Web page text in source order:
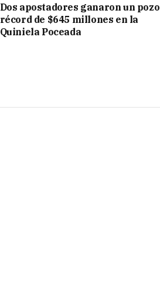
Dos apostadores ganaron un pozo
récord de $645 millones en la
Quiniela Poceada